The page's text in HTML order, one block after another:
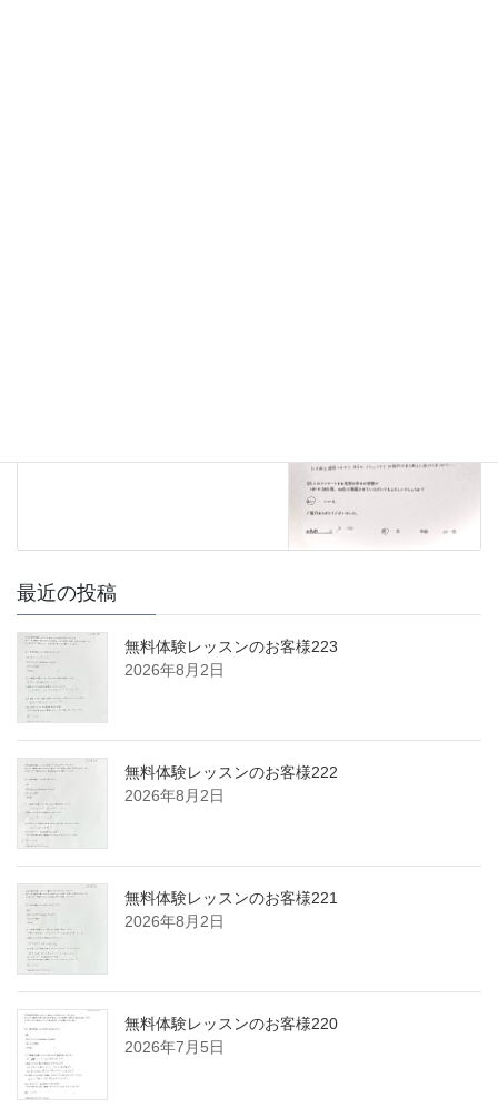
最近の投稿
無料体験レッスンのお客様223
2026年8月2日
無料体験レッスンのお客様222
2026年8月2日
無料体験レッスンのお客様221
2026年8月2日
無料体験レッスンのお客様220
2026年7月5日